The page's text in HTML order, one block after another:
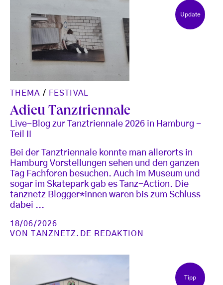
Update
THEMA / FESTIVAL
Adieu Tanztriennale
Live-Blog zur Tanztriennale 2026 in Hamburg -
Teil II
Bei der Tanztriennale konnte man allerorts in
Hamburg Vorstellungen sehen und den ganzen
Tag Fachforen besuchen. Auch im Museum und
sogar im Skatepark gab es Tanz-Action. Die
tanznetz Blogger*innen waren bis zum Schluss
dabei ...
18/06/2026
VON
TANZNETZ.DE REDAKTION
Tipp